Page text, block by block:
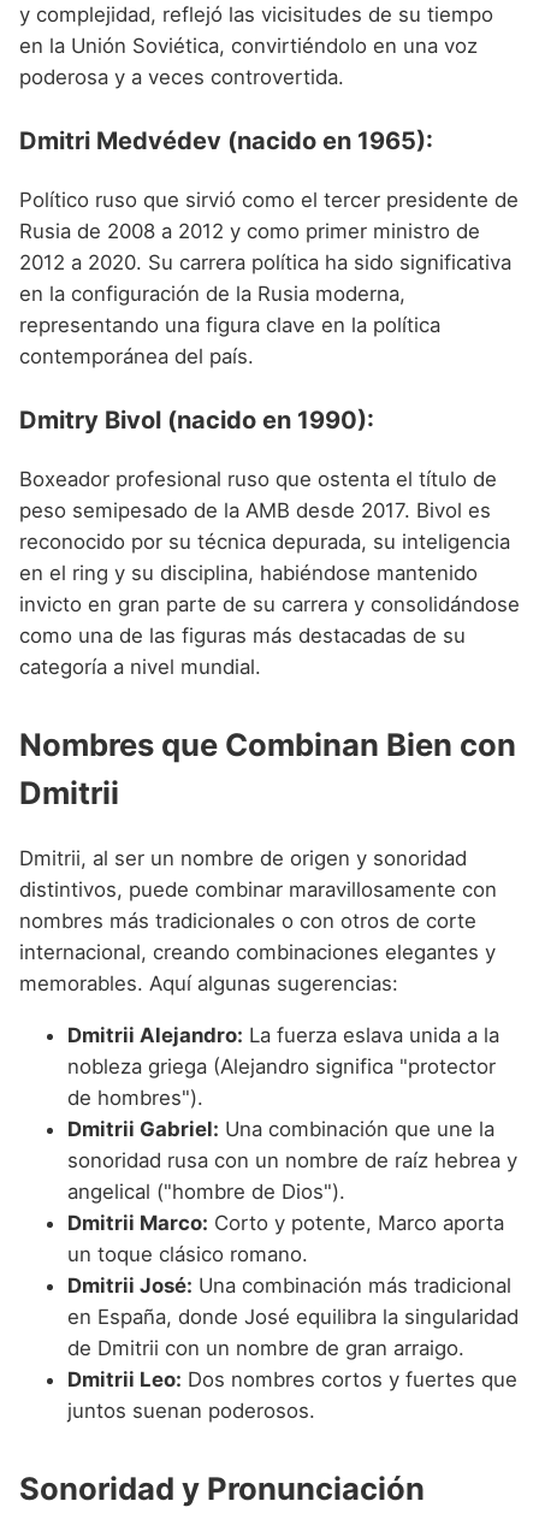
y complejidad, reflejó las vicisitudes de su tiempo
en la Unión Soviética, convirtiéndolo en una voz
poderosa y a veces controvertida.
Dmitri Medvédev (nacido en 1965):
Político ruso que sirvió como el tercer presidente de
Rusia de 2008 a 2012 y como primer ministro de
2012 a 2020. Su carrera política ha sido significativa
en la configuración de la Rusia moderna,
representando una figura clave en la política
contemporánea del país.
Dmitry Bivol (nacido en 1990):
Boxeador profesional ruso que ostenta el título de
peso semipesado de la AMB desde 2017. Bivol es
reconocido por su técnica depurada, su inteligencia
en el ring y su disciplina, habiéndose mantenido
invicto en gran parte de su carrera y consolidándose
como una de las figuras más destacadas de su
categoría a nivel mundial.
Nombres que Combinan Bien con
Dmitrii
Dmitrii, al ser un nombre de origen y sonoridad
distintivos, puede combinar maravillosamente con
nombres más tradicionales o con otros de corte
internacional, creando combinaciones elegantes y
memorables. Aquí algunas sugerencias:
Dmitrii Alejandro: La fuerza eslava unida a la
nobleza griega (Alejandro significa "protector
de hombres").
Dmitrii Gabriel: Una combinación que une la
sonoridad rusa con un nombre de raíz hebrea y
angelical ("hombre de Dios").
Dmitrii Marco: Corto y potente, Marco aporta
un toque clásico romano.
Dmitrii José: Una combinación más tradicional
en España, donde José equilibra la singularidad
de Dmitrii con un nombre de gran arraigo.
Dmitrii Leo: Dos nombres cortos y fuertes que
juntos suenan poderosos.
Sonoridad y Pronunciación